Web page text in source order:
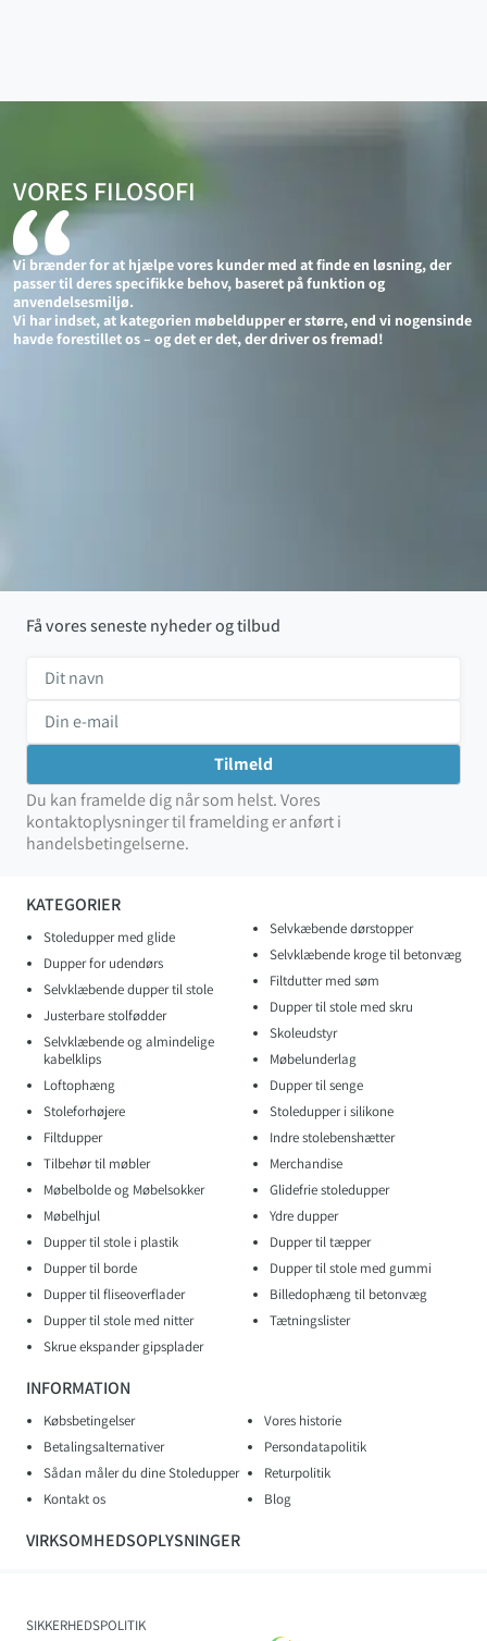
VORES FILOSOFI
Vi brænder for at hjælpe vores kunder med at finde en løsning, der
passer til deres specifikke behov, baseret på funktion og
anvendelsesmiljø.
Vi har indset, at kategorien møbeldupper er større, end vi nogensinde
havde forestillet os – og det er det, der driver os fremad!
KATEGORIER
Stoledupper med glide
Dupper for udendørs
Selvklæbende dupper til stole
Justerbare stolfødder
Selvklæbende og almindelige
kabelklips
Loftophæng
Stoleforhøjere
Filtdupper
Tilbehør til møbler
Møbelbolde og Møbelsokker
Møbelhjul
Dupper til stole i plastik
Dupper til borde
Dupper til fliseoverflader
Dupper til stole med nitter
Skrue ekspander gipsplader
Selvkæbende dørstopper
Selvklæbende kroge til betonvæg
Filtdutter med søm
Dupper til stole med skru
Skoleudstyr
Møbelunderlag
Dupper til senge
Stoledupper i silikone
Indre stolebenshætter
Merchandise
Glidefrie stoledupper
Ydre dupper
Dupper til tæpper
Dupper til stole med gummi
Billedophæng til betonvæg
Tætningslister
INFORMATION
Købsbetingelser
Vores historie
Betalingsalternativer
Persondatapolitik
Sådan måler du dine Stoledupper
Returpolitik
Kontakt os
Blog
VIRKSOMHEDSOPLYSNINGER
Få vores seneste nyheder og tilbud
Du kan framelde dig når som helst. Vores
kontaktoplysninger til framelding er anført i
handelsbetingelserne.
SIKKERHEDSPOLITIK